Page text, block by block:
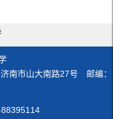
南市山大南路27号 邮编：